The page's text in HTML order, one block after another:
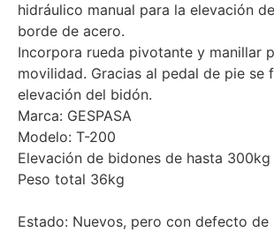
hidráulico manual para la elevación
borde de acero.
Incorpora rueda pivotante y manillar
movilidad. Gracias al pedal de pie se
elevación del bidón.
Marca: GESPASA
Modelo: T-200
Elevación de bidones de hasta
Peso total 36kg
Estado: Nuevos, pero con defecto de